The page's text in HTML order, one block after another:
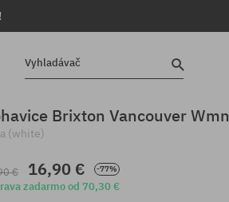
Vyhladávač
Brixton Vancouver Wmn
(white)
€ 16,90 € -77%
zadarmo od 70,30 €